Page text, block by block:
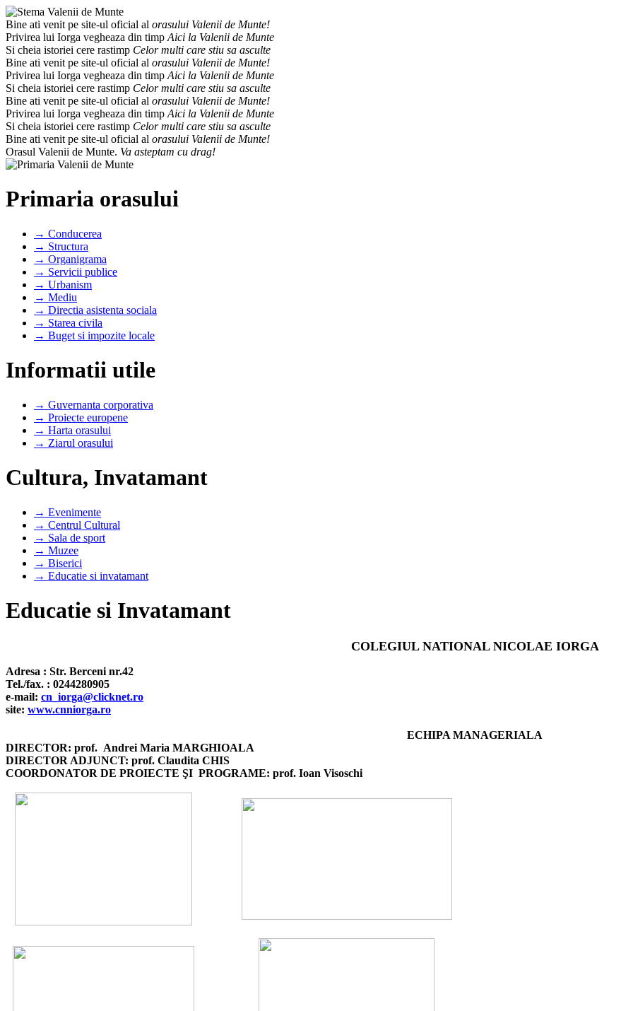
Bine ati venit pe site-ul oficial al orasului Valenii de Munte!
Privirea lui Iorga vegheaza din timp Aici la Valenii de Munte
Si cheia istoriei cere rastimp Celor multi care stiu sa asculte
Bine ati venit pe site-ul oficial al orasului Valenii de Munte!
Privirea lui Iorga vegheaza din timp Aici la Valenii de Munte
Si cheia istoriei cere rastimp Celor multi care stiu sa asculte
Bine ati venit pe site-ul oficial al orasului Valenii de Munte!
Privirea lui Iorga vegheaza din timp Aici la Valenii de Munte
Si cheia istoriei cere rastimp Celor multi care stiu sa asculte
Bine ati venit pe site-ul oficial al orasului Valenii de Munte!
Orasul Valenii de Munte. Va asteptam cu drag!
Primaria orasului
→ Conducerea
→ Structura
→ Organigrama
→ Servicii publice
→ Urbanism
→ Mediu
→ Directia asistenta sociala
→ Starea civila
→ Buget si impozite locale
Informatii utile
→ Guvernanta corporativa
→ Proiecte europene
→ Harta orasului
→ Ziarul orasului
Cultura, Invatamant
→ Evenimente
→ Centrul Cultural
→ Sala de sport
→ Muzee
→ Biserici
→ Educatie si invatamant
Educatie si Invatamant
COLEGIUL NATIONAL NICOLAE IORGA
Adresa : Str. Berceni nr.42
Tel./fax. : 0244280905
e-mail: cn_iorga@clicknet.ro
site: www.cnniorga.ro
ECHIPA MANAGERIALA
DIRECTOR: prof. Andrei Maria MARGHIOALA
DIRECTOR ADJUNCT: prof. Claudita CHIS
COORDONATOR DE PROIECTE ŞI PROGRAME: prof. Ioan Visoschi